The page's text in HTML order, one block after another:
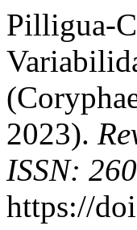
Pilligua-
2023).
ISSN:
https://